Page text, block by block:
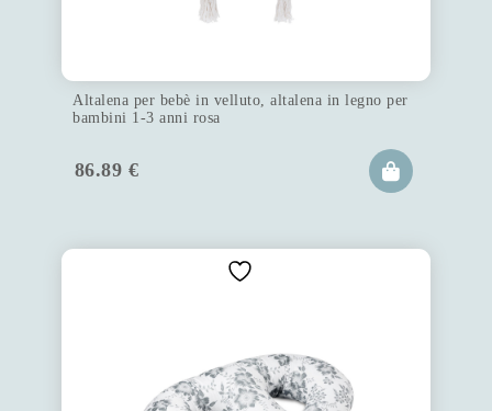
Altalena per bebè in velluto, altalena in legno per
bambini 1-3 anni rosa
86.89 €